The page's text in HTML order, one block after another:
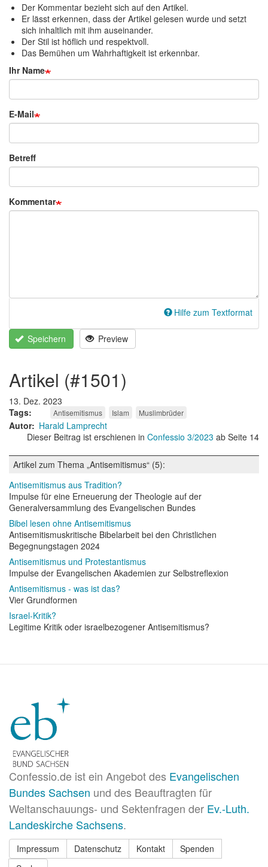
Der Kommentar bezieht sich auf den Artikel.
Er lässt erkennen, dass der Artikel gelesen wurde und setzt
sich inhaltlich mit ihm auseinander.
Der Stil ist höflich und respektvoll.
Das Bemühen um Wahrhaftigkeit ist erkennbar.
Ihr Name
E-Mail
Betreff
Kommentar
Hilfe zum Textformat
Speichern Preview
artikel (#1501)
13. Dez. 2023
Tags
Antisemitismus Islam Muslimbrüder
Autor
Harald Lamprecht
Dieser Beitrag ist erschienen in Confessio 3/2023 ab Seite 14
Artikel zum Thema „Antisemitismus“ (5):
Antisemitismus aus Tradition?
Impulse für eine Erneuerung der Theologie auf der
Generalversammlung des Evangelischen Bundes
Bibel lesen ohne Antisemitismus
Antisemitismuskritische Bibelarbeit bei den Christlichen
Begegnungstagen 2024
Antisemitismus und Protestantismus
Impulse der Evangelischen Akademien zur Selbstreflexion
Antisemitismus - was ist das?
Vier Grundformen
Israel-Kritik?
Legitime Kritik oder israelbezogener Antisemitismus?
Confessio.de ist ein Angebot des Evangelischen
Bundes Sachsen und des Beauftragten für
Weltanschauungs- und Sektenfragen der Ev.-Luth.
Landeskirche Sachsens.
Impressum Datenschutz Kontakt
Spenden